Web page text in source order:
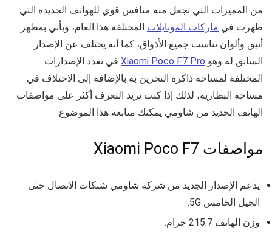
من المميزات التي تجعل منه منافس قوي للهواتف الجديدة التي
ظهرت في ماركات الموبايلات المختلفة هذا العام، ويأتي بمظهر
أنيق وألوان تناسب جميع الأذواق، كما أنه يختلف عن الإصدار
السابق له وهو Xiaomi Poco F7 Pro في تعدد الإصدارات
المختلفة لمساحة ذاكرة التخزين به بالإضافة إلى الاختلاف في
مساحة البطارية، لذلك إذا كنت تريد التعرف أكثر على مواصفات
الهاتف الجديد من شاومي يمكنك متابعة هذا الموضوع.
مواصفات Xiaomi Poco F7
يدعم الإصدار الجديد من شركة شاومي شبكات الاتصال حتى
الجيل الخامس 5G.
وزن الهاتف 215.7 جرام.